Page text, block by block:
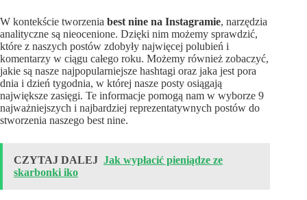
W kontekście tworzenia best nine na Instagramie, narzędzia
analityczne są nieocenione. Dzięki nim możemy sprawdzić,
które z naszych postów zdobyły najwięcej polubień i
komentarzy w ciągu całego roku. Możemy również zobaczyć,
jakie są nasze najpopularniejsze hashtagi oraz jaka jest pora
dnia i dzień tygodnia, w której nasze posty osiągają
największe zasięgi. Te informacje pomogą nam w wyborze 9
najważniejszych i najbardziej reprezentatywnych postów do
stworzenia naszego best nine.
CZYTAJ DALEJ Jak wypłacić pieniądze ze
skarbonki iko